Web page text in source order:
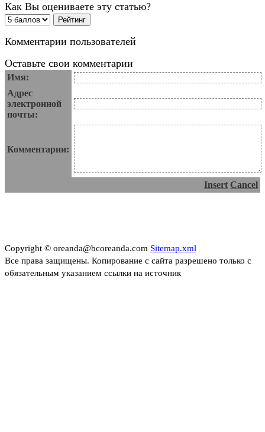
Как Вы оцениваете эту статью?
Комментарии пользователей
Оставьте свои комментарии
Имя:
Адрес
электронной
почты:
Комментарии:
Insert Cancel
Copyright © oreanda@bcoreanda.com Sitemap.xml
Все права защищены. Копирование с сайта разрешено только с
обязательным указанием ссылки на источник